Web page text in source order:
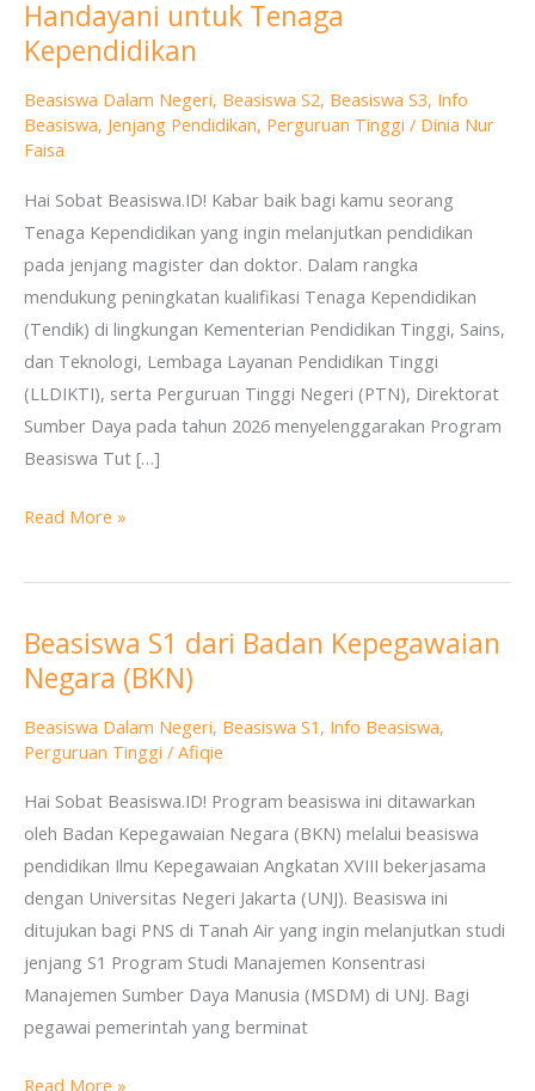
Handayani untuk Tenaga
Kependidikan
Beasiswa Dalam Negeri, Beasiswa S2, Beasiswa S3, Info
Beasiswa, Jenjang Pendidikan, Perguruan Tinggi / Dinia Nur
Faisa
Hai Sobat Beasiswa.ID! Kabar baik bagi kamu seorang
Tenaga Kependidikan yang ingin melanjutkan pendidikan
pada jenjang magister dan doktor. Dalam rangka
mendukung peningkatan kualifikasi Tenaga Kependidikan
(Tendik) di lingkungan Kementerian Pendidikan Tinggi, Sains,
dan Teknologi, Lembaga Layanan Pendidikan Tinggi
(LLDIKTI), serta Perguruan Tinggi Negeri (PTN), Direktorat
Sumber Daya pada tahun 2026 menyelenggarakan Program
Beasiswa Tut […]
S2
dan
Tut
Wuri
untuk
Tenaga
Kependidikan
Read More »
Beasiswa S1 dari Badan Kepegawaian
Negara (BKN)
Beasiswa Dalam Negeri, Beasiswa S1 , Info Beasiswa,
Perguruan Tinggi / Afiqie
Hai Sobat Beasiswa.ID! Program beasiswa ini ditawarkan
oleh Badan Kepegawaian Negara (BKN) melalui beasiswa
pendidikan Ilmu Kepegawaian Angkatan XVIII bekerjasama
dengan Universitas Negeri Jakarta (UNJ). Beasiswa ini
ditujukan bagi PNS di Tanah Air yang ingin melanjutkan studi
jenjang S1 Program Studi Manajemen Konsentrasi
Manajemen Sumber Daya Manusia (MSDM) di UNJ. Bagi
pegawai pemerintah yang berminat
Beasiswa
S1
Badan
Kepegawaian
Negara
(BKN)
Read More »